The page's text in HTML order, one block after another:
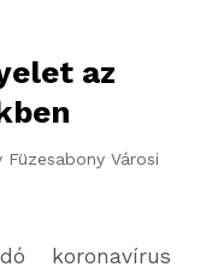
az
Füzesabony Városi
koronavírus